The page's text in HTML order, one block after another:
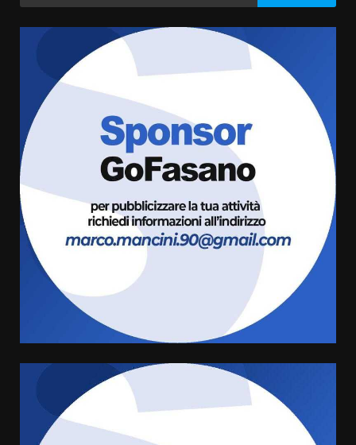
per:
Savelletri in festa, domani sera
grande spettacolo con Uccio De
8 Agosto 2026 07:30
Politiche Giovanili e Mobilità
Sostenibile: premiati gli studenti
universitari del bando “La strada
giusta”
“I Contestatori: Musica di
Rivoluzione”: nuovo
appuntamento con “Fasano in
Banda”
7 Agosto 2026 06:05